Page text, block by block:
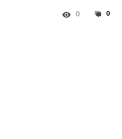
0
0